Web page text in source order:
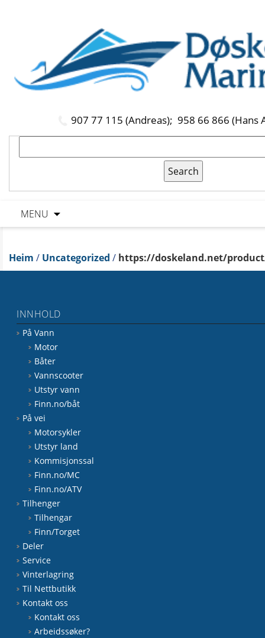
907 77 115 (Andreas); 958 66 866 (Hans
MENU
Heim / Uncategorized / https://doskeland.net/
INNHOLD
På Vann
Motor
Båter
Vannscooter
Utstyr vann
Finn.no/båt
På vei
Motorsykler
Utstyr land
Kommisjonssal
Finn.no/MC
Finn.no/ATV
Tilhenger
Tilhengar
Finn/Torget
Deler
Service
Vinterlagring
Til Nettbutikk
Kontakt oss
Kontakt oss
Arbeidssøker?